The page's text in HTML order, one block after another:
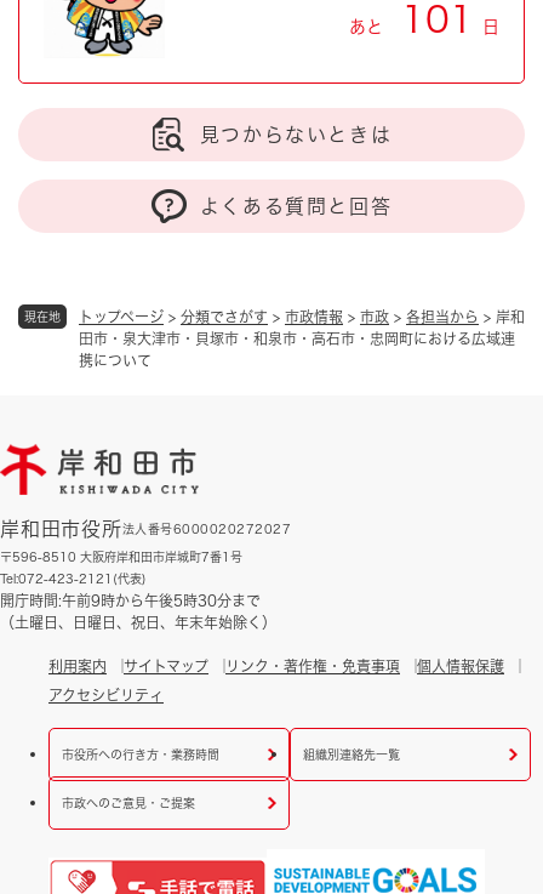
現在地 トップページ > 分類でさがす > 市政情報 > 市政 > 各担当から > 岸和
田市・泉大津市・貝塚市・和泉市・高石市・忠岡町における広域連
携について
あと 101 日
見つからないときは
よくある質問と回答
岸和田市役所法人番号6000020272027
〒596-8510 大阪府岸和田市岸城町7番1号
Tel:072-423-2121(代表)
開庁時間:午前9時から午後5時30分まで
（土曜日、日曜日、祝日、年末年始除く）
利用案内 サイトマップ リンク・著作権・免責事項
個人情報保護
アクセシビリティ
市役所への行き方・業務時間 組織別連絡先一覧
市政へのご意見・ご提案